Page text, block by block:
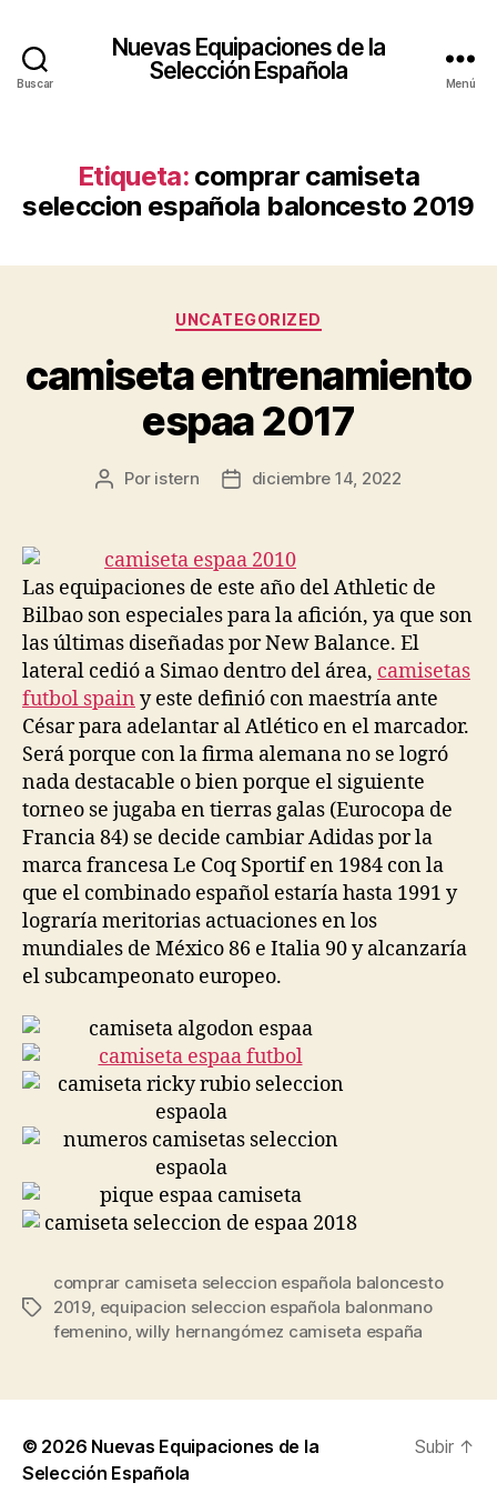
Buscar
Nuevas Equipaciones de la
Selección Española
Menú
Etiqueta: comprar camiseta
seleccion española baloncesto 2019
Categorías
UNCATEGORIZED
camiseta entrenamiento
espaa 2017
Autor
entrada
Por istern
Fecha
entrada
diciembre 14, 2022
Las equipaciones de este año del Athletic de
Bilbao son especiales para la afición, ya que son
las últimas diseñadas por New Balance. El
lateral cedió a Simao dentro del área, camisetas
futbol spain y este definió con maestría ante
César para adelantar al Atlético en el marcador.
Será porque con la firma alemana no se logró
nada destacable o bien porque el siguiente
torneo se jugaba en tierras galas (Eurocopa de
Francia 84) se decide cambiar Adidas por la
marca francesa Le Coq Sportif en 1984 con la
que el combinado español estaría hasta 1991 y
lograría meritorias actuaciones en los
mundiales de México 86 e Italia 90 y alcanzaría
el subcampeonato europeo.
Etiquetas
comprar camiseta seleccion española baloncesto
2019, equipacion seleccion española balonmano
femenino,willy hernangómez camiseta españa
© 2026 Nuevas Equipaciones de la
Selección Española
Subir ↑